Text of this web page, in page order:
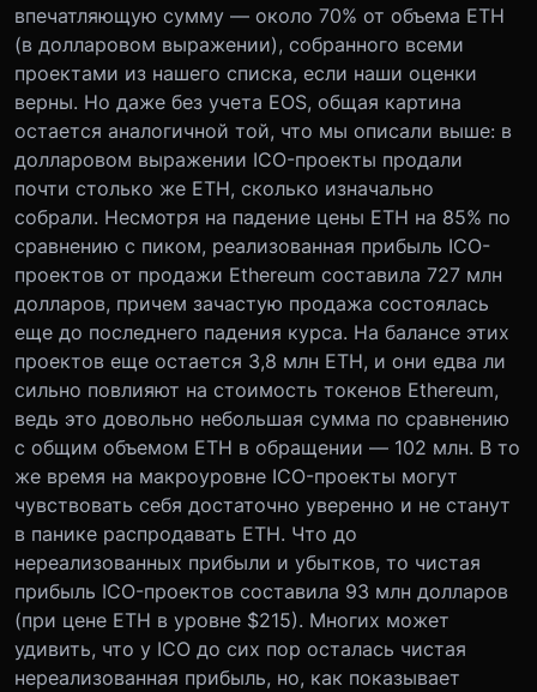
впечатляющую сумму — около 70% от объема ETH
(в долларовом выражении), собранного всеми
проектами из нашего списка, если наши оценки
верны. Но даже без учета EOS, общая картина
остается аналогичной той, что мы описали выше: в
долларовом выражении ICO-проекты продали
почти столько же EТН, сколько изначально
собрали. Несмотря на падение цены ETH на 85% по
сравнению с пиком, реализованная прибыль ICO-
проектов от продажи Ethereum составила 727 млн
долларов, причем зачастую продажа состоялась
еще до последнего падения курса. На балансе этих
проектов еще остается 3,8 млн ETH, и они едва ли
сильно повлияют на стоимость токенов Ethereum,
ведь это довольно небольшая сумма по сравнению
с общим объемом ETH в обращении — 102 млн. В то
же время на макроуровне ICO-проекты могут
чувствовать себя достаточно уверенно и не станут
в панике распродавать ЕТН. Что до
нереализованных прибыли и убытков, то чистая
прибыль ICO-проектов составила 93 млн долларов
(при цене ETH в уровне $215). Многих может
удивить, что у ICO до сих пор осталась чистая
нереализованная прибыль, но, как показывает